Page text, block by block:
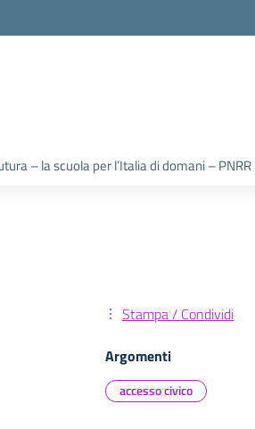
– la scuola per l’Italia di domani – PNRR
Stampa / Condividi
Argomenti
accesso civico